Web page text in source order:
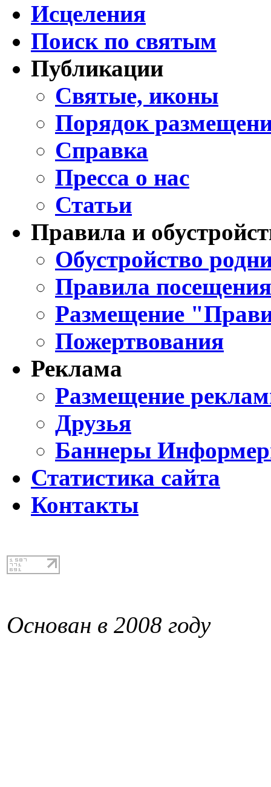
Исцеления
Поиск по святым
Публикации
Святые, иконы
Порядок
Справка
Пресса о нас
Статьи
Правила и
Обустройство
Правила
Размещение
Пожертвования
Реклама
Размещение
Друзья
Баннеры
Статистика сайта
Контакты
Основан в 2008 году